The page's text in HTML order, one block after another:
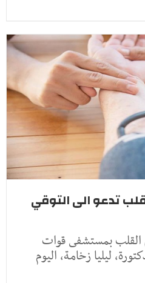
تدعو الى التوقي
بمستشفى قوات
ليليا زخامة، اليوم